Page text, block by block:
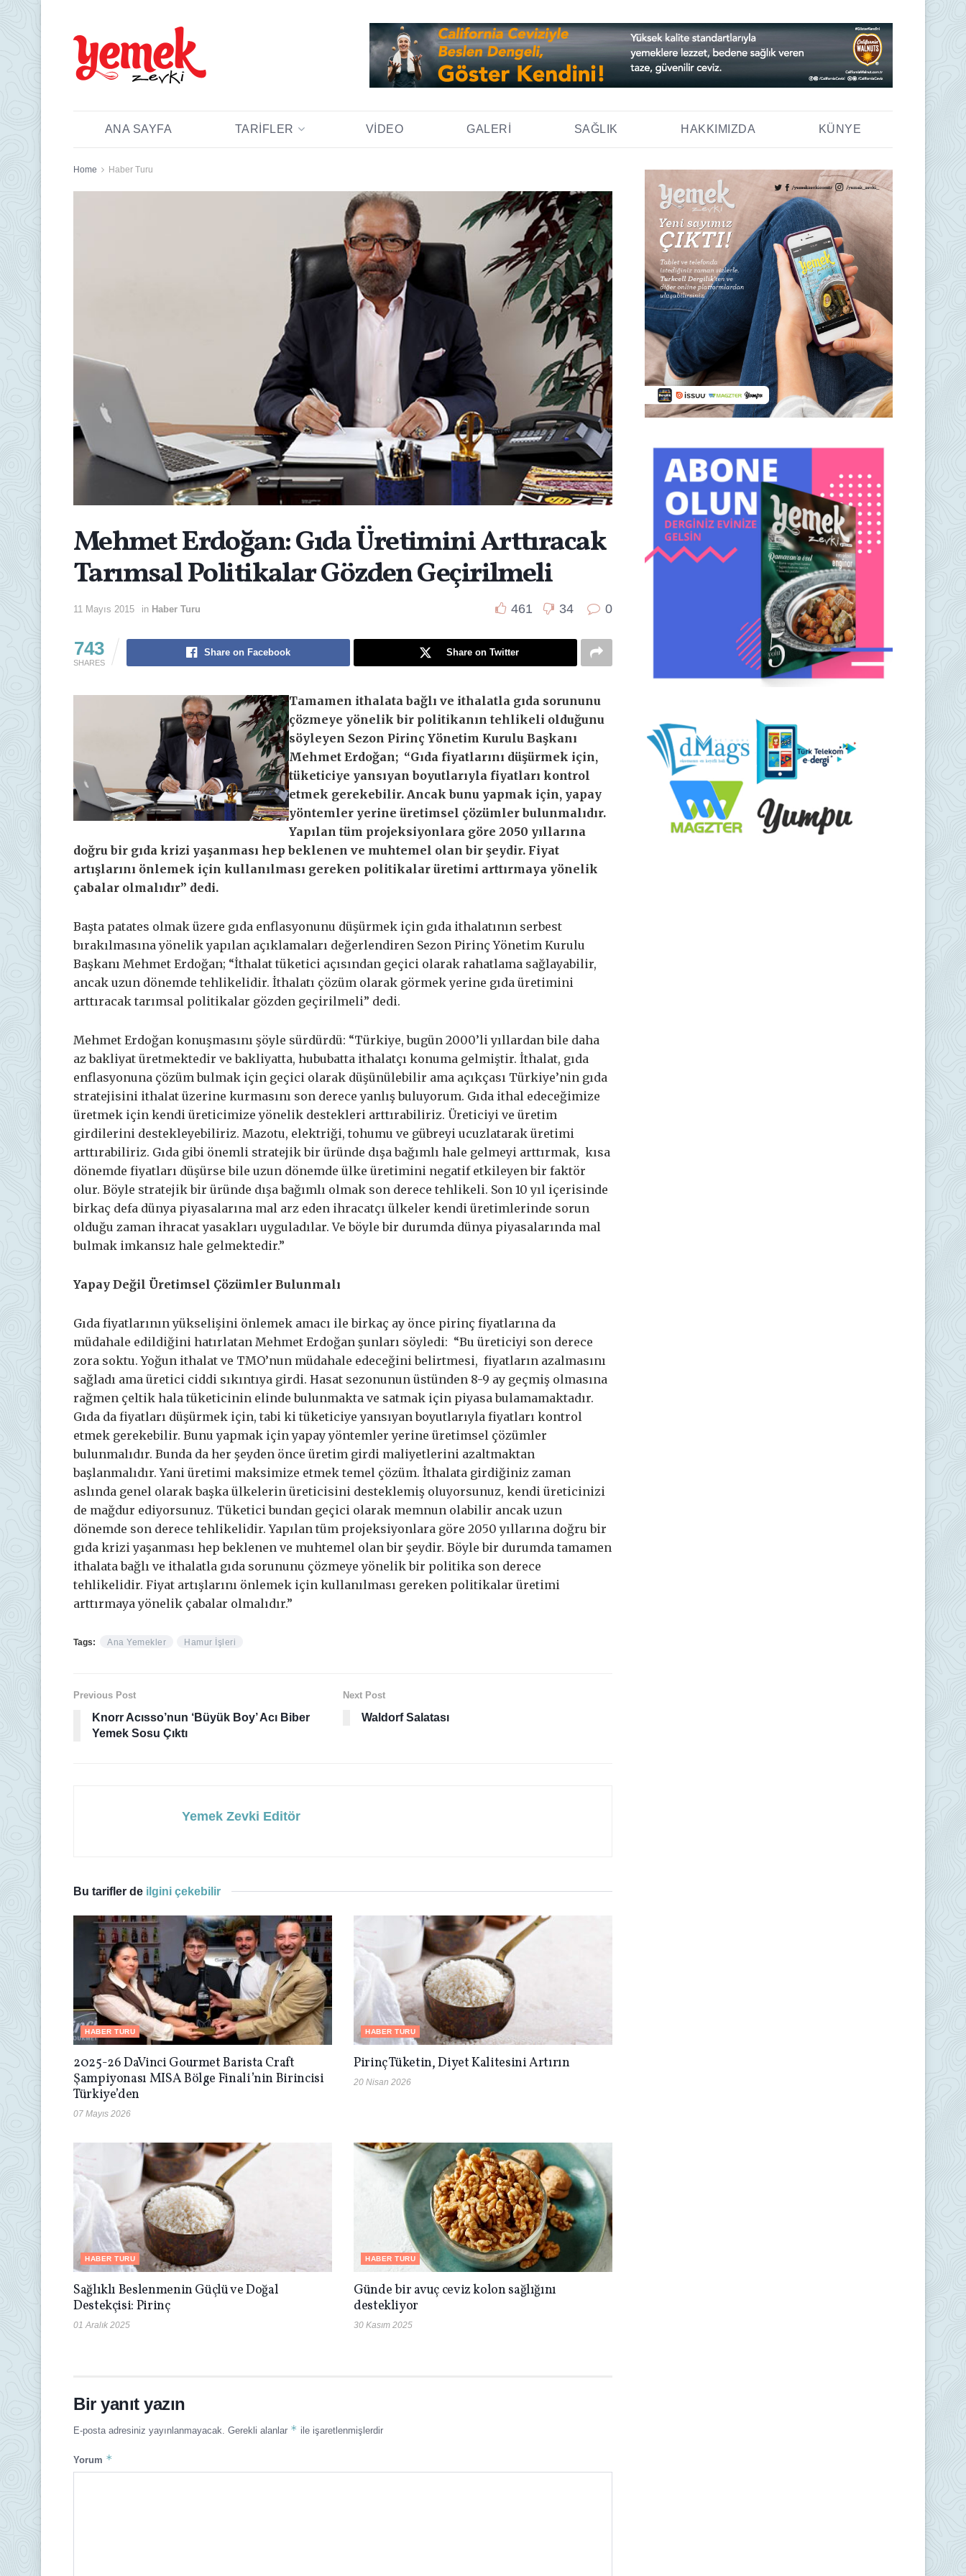
ANA SAYFA TARIFLER VIDEO GALERI SAĞLIK HAKKIMIZDA KÜNYE
Home Haber Turu
Mehmet Erdoğan: Gıda Üretimini Arttıracak
Tarımsal Politikalar Gözden Geçirilmeli
11 Mayıs 2015 in Haber Turu 461 34 0
743
SHARES
Share on Facebook Share on Twitter
Tamamen ithalata bağlı ve ithalatla gıda sorununu
çözmeye yönelik bir politikanın tehlikeli olduğunu
söyleyen Sezon Pirinç Yönetim Kurulu Başkanı
Mehmet Erdoğan; “Gıda fiyatlarını düşürmek için,
tüketiciye yansıyan boyutlarıyla fiyatları kontrol
etmek gerekebilir. Ancak bunu yapmak için, yapay
yöntemler yerine üretimsel çözümler bulunmalıdır.
Yapılan tüm projeksiyonlara göre 2050 yıllarına
doğru bir gıda krizi yaşanması hep beklenen ve muhtemel olan bir şeydir. Fiyat
artışlarını önlemek için kullanılması gereken politikalar üretimi arttırmaya yönelik
çabalar olmalıdır” dedi.
Başta patates olmak üzere gıda enflasyonunu düşürmek için gıda ithalatının serbest
bırakılmasına yönelik yapılan açıklamaları değerlendiren Sezon Pirinç Yönetim Kurulu
Başkanı Mehmet Erdoğan; “İthalat tüketici açısından geçici olarak rahatlama sağlayabilir,
ancak uzun dönemde tehlikelidir. İthalatı çözüm olarak görmek yerine gıda üretimini
arttıracak tarımsal politikalar gözden geçirilmeli” dedi.
Mehmet Erdoğan konuşmasını şöyle sürdürdü: “Türkiye, bugün 2000’li yıllardan bile daha
az bakliyat üretmektedir ve bakliyatta, hububatta ithalatçı konuma gelmiştir. İthalat, gıda
enflasyonuna çözüm bulmak için geçici olarak düşünülebilir ama açıkçası Türkiye’nin gıda
stratejisini ithalat üzerine kurmasını son derece yanlış buluyorum. Gıda ithal edeceğimize
üretmek için kendi üreticimize yönelik destekleri arttırabiliriz. Üreticiyi ve üretim
girdilerini destekleyebiliriz. Mazotu, elektriği, tohumu ve gübreyi ucuzlatarak üretimi
arttırabiliriz. Gıda gibi önemli stratejik bir üründe dışa bağımlı hale gelmeyi arttırmak, kısa
dönemde fiyatları düşürse bile uzun dönemde ülke üretimini negatif etkileyen bir faktör
olur. Böyle stratejik bir üründe dışa bağımlı olmak son derece tehlikeli. Son 10 yıl içerisinde
birkaç defa dünya piyasalarına mal arz eden ihracatçı ülkeler kendi üretimlerinde sorun
olduğu zaman ihracat yasakları uyguladılar. Ve böyle bir durumda dünya piyasalarında mal
bulmak imkansız hale gelmektedir.”
Yapay Değil Üretimsel Çözümler Bulunmalı
Gıda fiyatlarının yükselişini önlemek amacı ile birkaç ay önce pirinç fiyatlarına da
müdahale edildiğini hatırlatan Mehmet Erdoğan şunları söyledi: “Bu üreticiyi son derece
zora soktu. Yoğun ithalat ve TMO’nun müdahale edeceğini belirtmesi, fiyatların azalmasını
sağladı ama üretici ciddi sıkıntıya girdi. Hasat sezonunun üstünden 8-9 ay geçmiş olmasına
rağmen çeltik hala tüketicinin elinde bulunmakta ve satmak için piyasa bulamamaktadır.
Gıda da fiyatları düşürmek için, tabi ki tüketiciye yansıyan boyutlarıyla fiyatları kontrol
etmek gerekebilir. Bunu yapmak için yapay yöntemler yerine üretimsel çözümler
bulunmalıdır. Bunda da her şeyden önce üretim girdi maliyetlerini azaltmaktan
başlanmalıdır. Yani üretimi maksimize etmek temel çözüm. İthalata girdiğiniz zaman
aslında genel olarak başka ülkelerin üreticisini desteklemiş oluyorsunuz, kendi üreticinizi
de mağdur ediyorsunuz. Tüketici bundan geçici olarak memnun olabilir ancak uzun
dönemde son derece tehlikelidir. Yapılan tüm projeksiyonlara göre 2050 yıllarına doğru bir
gıda krizi yaşanması hep beklenen ve muhtemel olan bir şeydir. Böyle bir durumda tamamen
ithalata bağlı ve ithalatla gıda sorununu çözmeye yönelik bir politika son derece
tehlikelidir. Fiyat artışlarını önlemek için kullanılması gereken politikalar üretimi
arttırmaya yönelik çabalar olmalıdır.”
Tags: Ana Yemekler Hamur İşleri
Previous Post
Knorr Acısso’nun ‘Büyük Boy’ Acı Biber
Yemek Sosu Çıktı
Next Post
Waldorf Salatası
Yemek Zevki Editör
Bu tarifler de ilgini çekebilir
HABER TURU
2025-26 DaVinci Gourmet Barista Craft
Şampiyonası MISA Bölge Finali’nin Birincisi
Türkiye’den
07 Mayıs 2026
HABER TURU
Pirinç Tüketin, Diyet Kalitesini Artırın
20 Nisan 2026
HABER TURU
Sağlıklı Beslenmenin Güçlü ve Doğal
Destekçisi: Pirinç
01 Aralık 2025
HABER TURU
Günde bir avuç ceviz kolon sağlığını
destekliyor
30 Kasım 2025
Bir yanıt yazın
E-posta adresiniz yayınlanmayacak. Gerekli alanlar * ile işaretlenmişlerdir
Yorum *